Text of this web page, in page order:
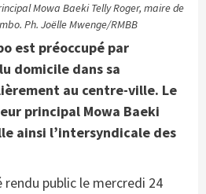
Mowa Baeki Telly Roger, maire de
Ph. Joëlle Mwenge/RMBB
est préoccupé par
domicile dans sa
au centre-ville. Le
principal Mowa Baeki
ainsi l’intersyndicale des
rendu public le mercredi 24